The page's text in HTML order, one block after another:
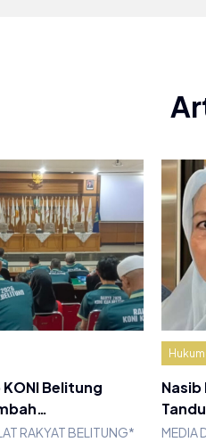
Belitung
RAKYAT BELITUNG*
Hukum
Nasib
MEDIA